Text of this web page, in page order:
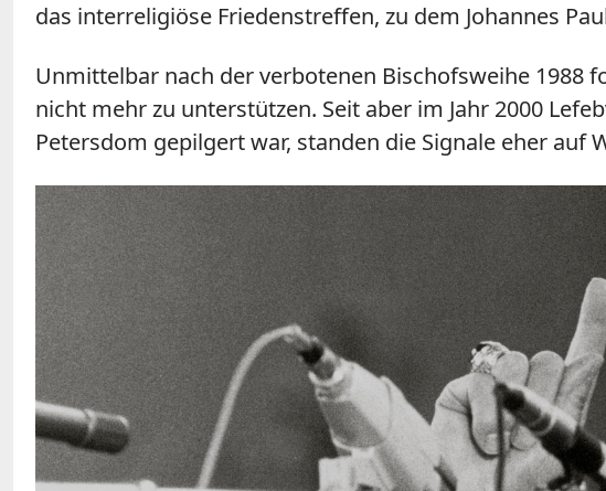
das interreligiöse Friedenstreffen, zu dem Johannes
Unmittelbar nach der verbotenen Bischofsweihe 1988
nicht mehr zu unterstützen. Seit aber im Jahr 2000
Petersdom gepilgert war, standen die Signale eher auf